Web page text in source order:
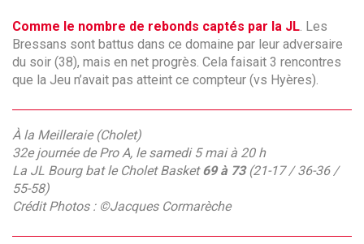
Comme le nombre de rebonds captés par la JL . Les
Bressans sont battus dans ce domaine par leur adversaire
du soir (38), mais en net progrès. Cela faisait 3 rencontres
que la Jeu n’avait pas atteint ce compteur (vs Hyères).
À la Meilleraie (Cholet)
32e journée de Pro A, le samedi 5 mai à 20 h
La JL Bourg bat le Cholet Basket69 à 73 (21-17 / 36-36 /
55-58)
Crédit Photos : ©Jacques Cormarèche